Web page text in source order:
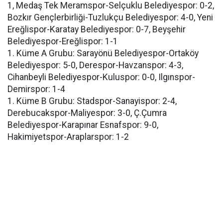
1, Medaş Tek Meramspor-Selçuklu Belediyespor: 0-2,
Bozkır Gençlerbirliği-Tuzlukçu Belediyespor: 4-0, Yeni
Ereğlispor-Karatay Belediyespor: 0-7, Beyşehir
Belediyespor-Ereğlispor: 1-1
1. Küme A Grubu: Sarayönü Belediyespor-Ortaköy
Belediyespor: 5-0, Derespor-Havzanspor: 4-3,
Cihanbeyli Belediyespor-Kuluspor: 0-0, Ilgınspor-
Demirspor: 1-4
1. Küme B Grubu: Stadspor-Sanayispor: 2-4,
Derebucakspor-Maliyespor: 3-0, Ç.Çumra
Belediyespor-Karapınar Esnafspor: 9-0,
Hakimiyetspor-Araplarspor: 1-2